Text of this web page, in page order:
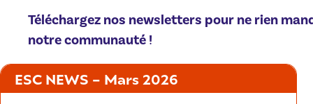
Téléchargez nos newsletters pour ne rien
notre communauté !
ESC NEWS – Mars 2026